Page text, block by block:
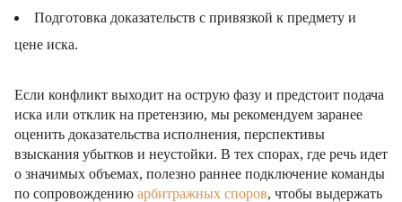
Подготовка доказательств с привязкой к предмету и
цене иска.
Если конфликт выходит на острую фазу и предстоит подача
иска или отклик на претензию, мы рекомендуем заранее
оценить доказательства исполнения, перспективы
взыскания убытков и неустойки. В тех спорах, где речь идет
о значимых объемах, полезно раннее подключение команды
по сопровождению арбитражных споров, чтобы выдержать